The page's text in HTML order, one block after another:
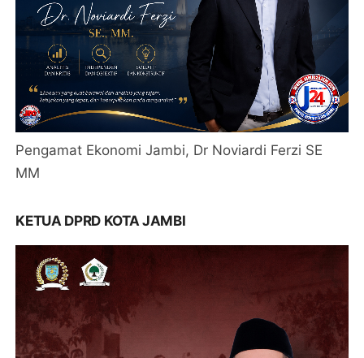
Pengamat Ekonomi Jambi, Dr Noviardi Ferzi SE
MM
KETUA DPRD KOTA JAMBI